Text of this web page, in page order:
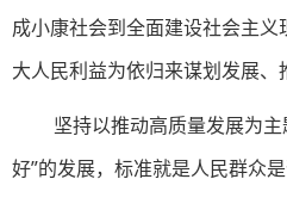
成小康社会到全面建设社会主
大人民利益为依归来谋划发展、
坚持以推动高质量发展为主
好”的发展，标准就是人民群众是